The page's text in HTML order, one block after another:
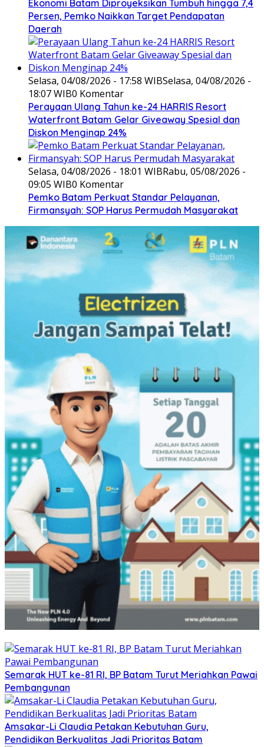
Ekonomi Batam Diproyeksikan Tumbuh hingga 7,4
Persen, Pemko Naikkan Target Pendapatan
Daerah
Selasa, 04/08/2026 - 17:58 WIBSelasa, 04/08/2026 -
18:07 WIB0 Komentar
Perayaan Ulang Tahun ke-24 HARRIS Resort
Waterfront Batam Gelar Giveaway Spesial dan
Diskon Menginap 24%
Selasa, 04/08/2026 - 18:01 WIBRabu, 05/08/2026 -
09:05 WIB0 Komentar
Pemko Batam Perkuat Standar Pelayanan,
Firmansyah: SOP Harus Permudah Masyarakat
Semarak HUT ke-81 RI, BP Batam Turut Meriahkan Pawai
Pembangunan
Amsakar-Li Claudia Petakan Kebutuhan Guru,
Pendidikan Berkualitas Jadi Prioritas Batam